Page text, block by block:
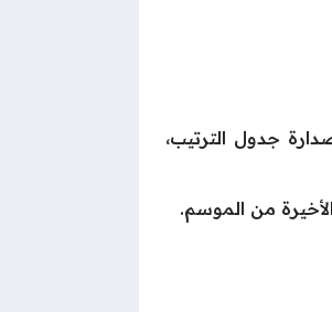
جدول الترتيب،
من الموسم.